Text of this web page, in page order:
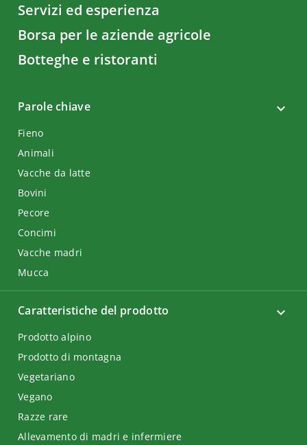
Servizi ed esperienza
Borsa per le aziende agricole
Botteghe e ristoranti
Parole chiave
Fieno
Animali
Vacche da latte
Bovini
Pecore
Concimi
Vacche madri
Mucca
Caratteristiche del prodotto
Prodotto alpino
Prodotto di montagna
Vegetariano
Vegano
Razze rare
Allevamento di madri e infermiere